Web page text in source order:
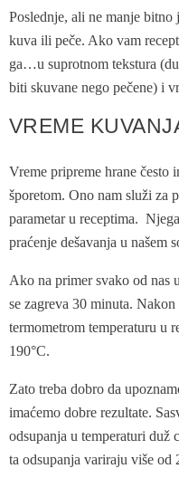
Poslednje, ali ne manje
kuva ili peče. Ako vam
ga…u suprotnom tekstura
biti skuvane nego pečene) i
VREME
Vreme pripreme hrane često
šporetom. Ono nam služi za
parametar u receptima.
praćenje dešavanja u našem
Ako na primer svako od nas
se zagreva 30 minuta.
termometrom temperaturu u
190°C.
Zato treba dobro da
imaćemo dobre rezultate.
odsupanja u temperaturi duž
ta odsupanja variraju više